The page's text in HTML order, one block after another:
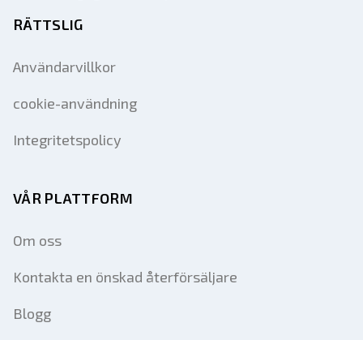
RÄTTSLIG
Användarvillkor
cookie-användning
Integritetspolicy
VÅR PLATTFORM
Om oss
Kontakta en önskad återförsäljare
Blogg